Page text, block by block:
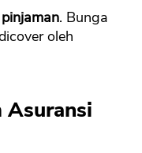
. Bunga
oleh
Asuransi